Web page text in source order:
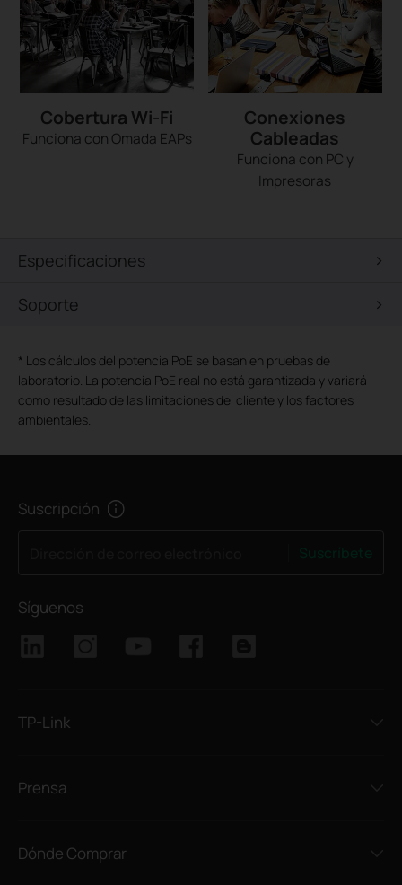
Cobertura Wi-Fi
Funciona con Omada EAPs
Conexiones
Cableadas
Funciona con PC y
Impresoras
Especificaciones
Soporte
* Los cálculos del potencia PoE se basan en pruebas de
laboratorio. La potencia PoE real no está garantizada y variará
como resultado de las limitaciones del cliente y los factores
ambientales.
Suscripción
Síguenos
TP-Link
Prensa
Dónde Comprar